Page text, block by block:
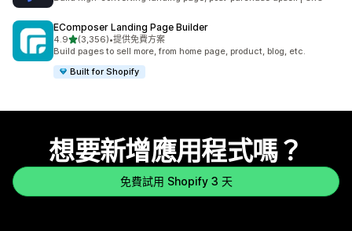
EComposer Landing Page Builder
4.9滿分 5 顆星
(3,356)
共有 3356 則評價
•提供免費方案
Build pages to sell more, from home page, product, blog, etc.
Built for Shopify
想要新增應用程式嗎？
免費試用 Shopify 3 天